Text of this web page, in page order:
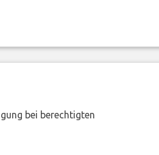
bei berechtigten